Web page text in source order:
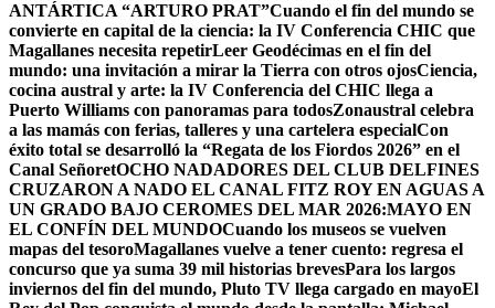
ANTÁRTICA “ARTURO PRAT”Cuando el fin del mundo se
convierte en capital de la ciencia: la IV Conferencia CHIC que
Magallanes necesita repetirLeer Geodécimas en el fin del
mundo: una invitación a mirar la Tierra con otros ojosCiencia,
cocina austral y arte: la IV Conferencia del CHIC llega a
Puerto Williams con panoramas para todosZonaustral celebra
a las mamás con ferias, talleres y una cartelera especialCon
éxito total se desarrolló la “Regata de los Fiordos 2026” en el
Canal SeñoretOCHO NADADORES DEL CLUB DELFINES
CRUZARON A NADO EL CANAL FITZ ROY EN AGUAS A
UN GRADO BAJO CEROMES DEL MAR 2026:MAYO EN
EL CONFÍN DEL MUNDOCuando los museos se vuelven
mapas del tesoroMagallanes vuelve a tener cuento: regresa el
concurso que ya suma 39 mil historias brevesPara los largos
inviernos del fin del mundo, Pluto TV llega cargado en mayoEl